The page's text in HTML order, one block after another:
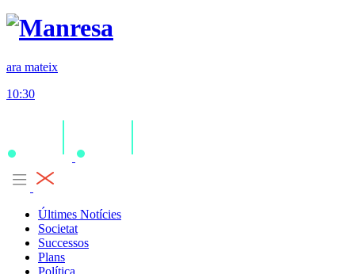
ara mateix
10:30
Últimes Notícies
Societat
Successos
Plans
Política